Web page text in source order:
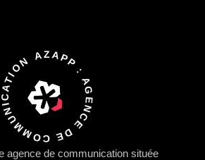
AZAPP : AGENCE DE COMMUNICATION
agence de communication située